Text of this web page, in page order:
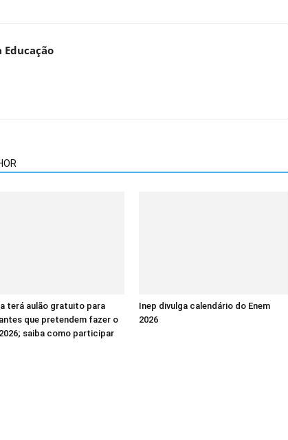
terá aulão gratuito para
que pretendem fazer o
saiba como participar
Inep divulga calendário do Enem
2026